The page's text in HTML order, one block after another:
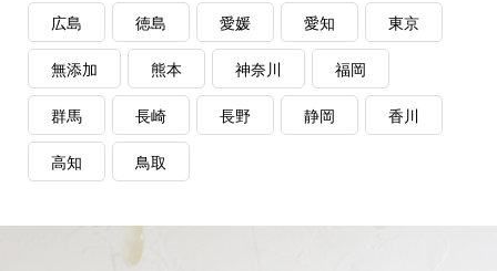
広島 徳島 愛媛 愛知 東京
無添加 熊本 神奈川 福岡
群馬 長崎 長野 静岡 香川
高知 鳥取